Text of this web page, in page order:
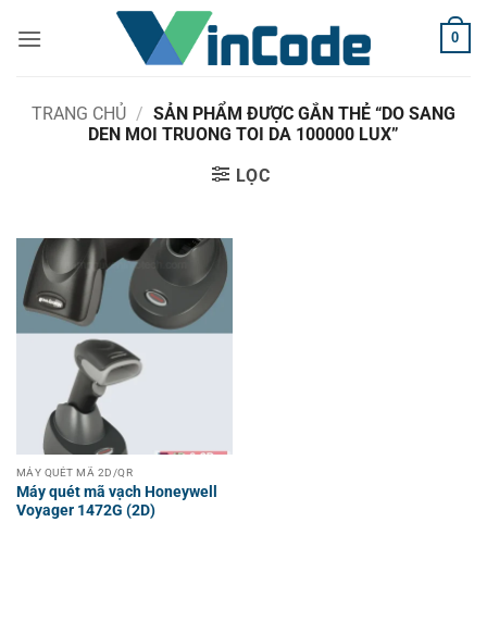
qua
0
TRANG CHỦ / SẢN PHẨM ĐƯỢC GẮN THẺ “DO SANG
DEN MOI TRUONG TOI DA 100000 LUX”
LỌC
MÁY QUÉT MÃ 2D/QR
Máy quét mã vạch Honeywell
Voyager 1472G (2D)